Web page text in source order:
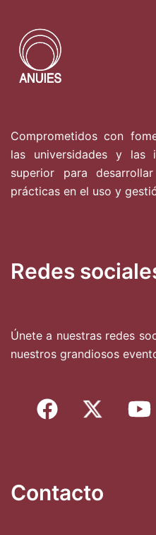
Comprometidos con
las universidades y las
superior para
prácticas en el uso y
Redes
Únete a nuestras redes
nuestros grandiosos
Contacto